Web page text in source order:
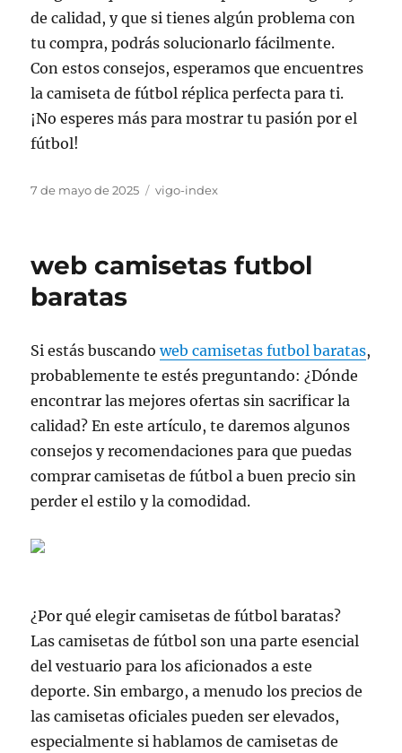
de calidad, y que si tienes algún problema con
tu compra, podrás solucionarlo fácilmente.
Con estos consejos, esperamos que encuentres
la camiseta de fútbol réplica perfecta para ti.
¡No esperes más para mostrar tu pasión por el
fútbol!
Publicado
7 de mayo de 2025 Categorías
vigo-index
web camisetas futbol
baratas
Si estás buscandoweb camisetas futbol baratas,
probablemente te estés preguntando: ¿Dónde
encontrar las mejores ofertas sin sacrificar la
calidad? En este artículo, te daremos algunos
consejos y recomendaciones para que puedas
comprar camisetas de fútbol a buen precio sin
perder el estilo y la comodidad.
¿Por qué elegir camisetas de fútbol baratas?
Las camisetas de fútbol son una parte esencial
del vestuario para los aficionados a este
deporte. Sin embargo, a menudo los precios de
las camisetas oficiales pueden ser elevados,
especialmente si hablamos de camisetas de